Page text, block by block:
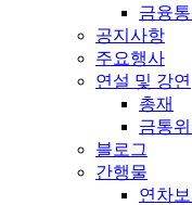
금융
공지사항
주요행사
연설 및 강연
총재
금통위
블로그
간행물
연차